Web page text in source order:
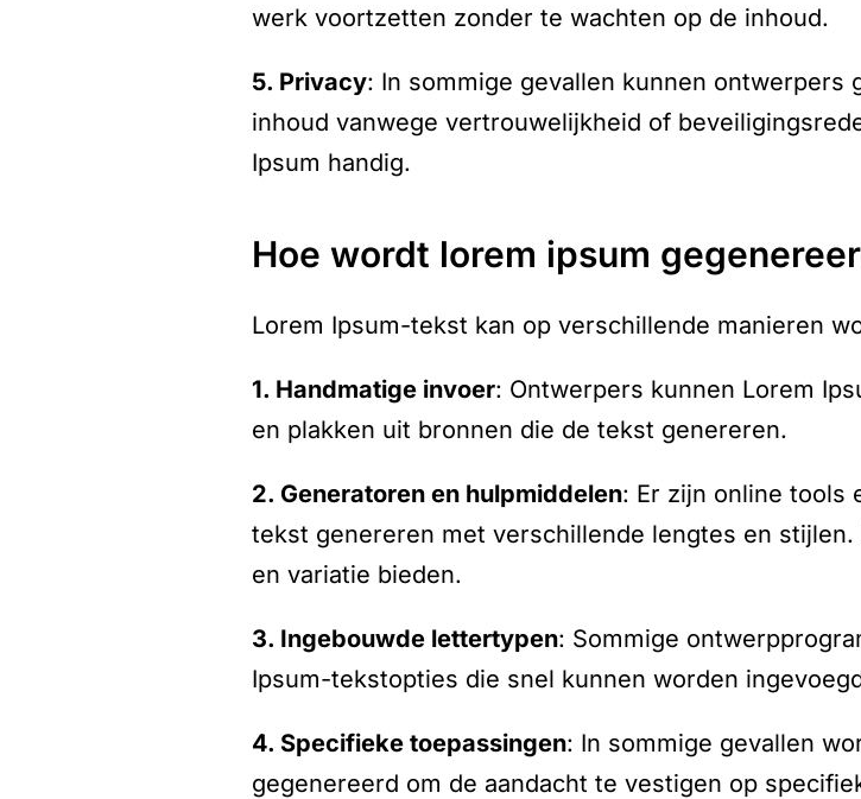
werk voortzetten zonder te wachten op de inhoud.
5. Privacy: In sommige gevallen kunnen
inhoud vanwege vertrouwelijkheid of
Ipsum handig.
hoe wordt lorem ipsum
Lorem Ipsum-tekst kan op verschillende manieren
1. Handmatige invoer: Ontwerpers kunnen Lorem
en plakken uit bronnen die de tekst genereren.
2. Generatoren en hulpmiddelen: Er zijn online tools
tekst genereren met verschillende lengtes en
en variatie bieden.
3. Ingebouwde lettertypen: Sommige
Ipsum-tekstopties die snel kunnen worden
4. Specifieke toepassingen: In sommige gevallen
gegenereerd om de aandacht te vestigen op